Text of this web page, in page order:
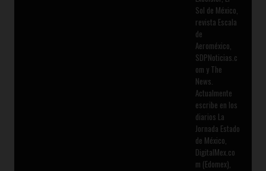
Sol de México,
revista Escala
de
Aeroméxico,
SDPNoticias.c
om y The
News.
Actualmente
escribe en los
diarios La
Jornada Estado
de México,
DigitalMex.co
m (Edomex),